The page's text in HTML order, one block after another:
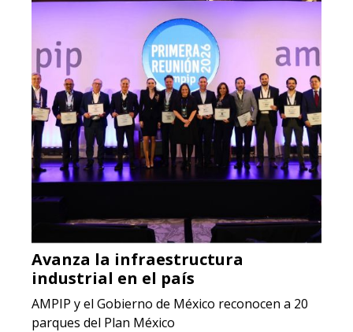
Avanza la infraestructura
industrial en el país
AMPIP y el Gobierno de México reconocen a 20
parques del Plan México